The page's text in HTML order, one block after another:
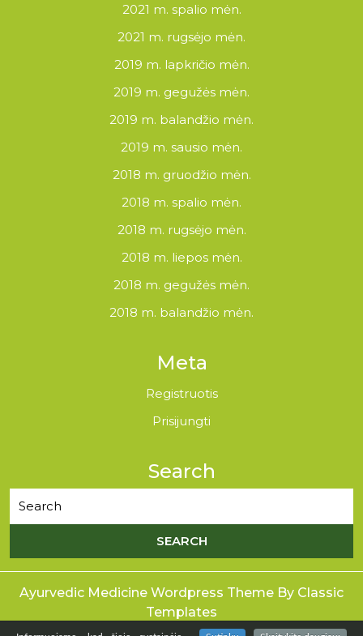
2021 m. spalio mėn.
2021 m. rugsėjo mėn.
2019 m. lapkričio mėn.
2019 m. gegužės mėn.
2019 m. balandžio mėn.
2019 m. sausio mėn.
2018 m. gruodžio mėn.
2018 m. spalio mėn.
2018 m. rugsėjo mėn.
2018 m. liepos mėn.
2018 m. gegužės mėn.
2018 m. balandžio mėn.
Meta
Registruotis
Prisijungti
Search
Ayurvedic Medicine Wordpress Theme By Classic
Templates